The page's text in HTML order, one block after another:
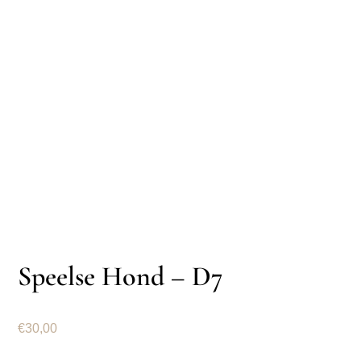
Speelse Hond – D7
€30,00